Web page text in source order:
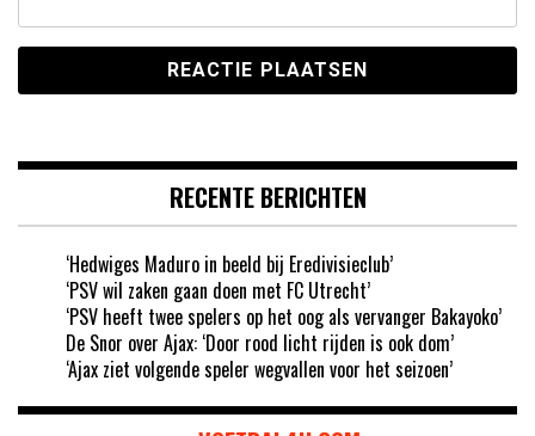
RECENTE BERICHTEN
‘Hedwiges Maduro in beeld bij Eredivisieclub’
‘PSV wil zaken gaan doen met FC Utrecht’
‘PSV heeft twee spelers op het oog als vervanger Bakayoko’
De Snor over Ajax: ‘Door rood licht rijden is ook dom’
‘Ajax ziet volgende speler wegvallen voor het seizoen’